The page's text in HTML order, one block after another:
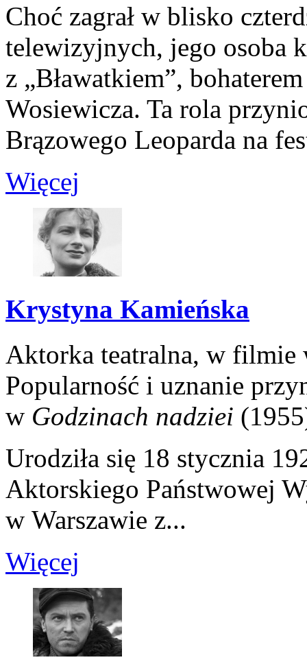
Choć zagrał w blisko
telewizyjnych, jego osoba
z „Bławatkiem”,
Wosiewicza. Ta rola
Brązowego Leoparda na
Więcej
Krystyna Kamieńska
Aktorka teatralna, w filmie
Popularność i uznanie
w Godzinach nadziei
Urodziła się 18 stycznia
Aktorskiego Państwowej
w Warszawie z...
Więcej